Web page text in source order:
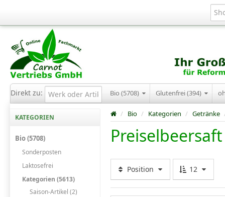
Direkt zu: Bio (5708) Glutenfrei (394)
KATEGORIEN
Bio (5708)
Sonderposten
Laktosefrei
Kategorien (5613)
Saison-Artikel (2)
/ Bio / Kategorien / Getränke
Preiselbeersaft
Position 12